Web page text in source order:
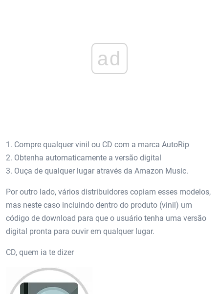
ad
1. Compre qualquer vinil ou CD com a marca AutoRip
2. Obtenha automaticamente a versão digital
3. Ouça de qualquer lugar através da Amazon Music.
Por outro lado, vários distribuidores copiam esses modelos,
mas neste caso incluindo dentro do produto (vinil) um
código de download para que o usuário tenha uma versão
digital pronta para ouvir em qualquer lugar.
CD, quem ia te dizer